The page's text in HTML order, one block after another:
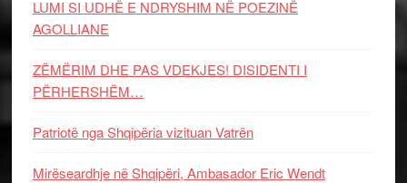
LUMI SI UDHË E NDRYSHIM NË POEZINË
AGOLLIANE
ZËMËRIM DHE PAS VDEKJES! DISIDENTI I
PËRHERSHËM…
Patriotë nga Shqipëria vizituan Vatrën
Mirëseardhje në Shqipëri, Ambasador Eric Wendt